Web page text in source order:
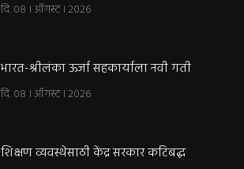
दि. 08 । ऑगस्ट । 2026
भारत-श्रीलंका ऊर्जा सहकार्याला नवी गती
दि. 08 । ऑगस्ट । 2026
शिक्षण व्यवस्थेसाठी केंद्र सरकार कटिबद्ध